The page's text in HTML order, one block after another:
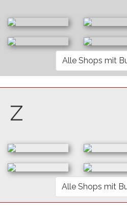
Alle Shops mit
Z
Alle Shops mit